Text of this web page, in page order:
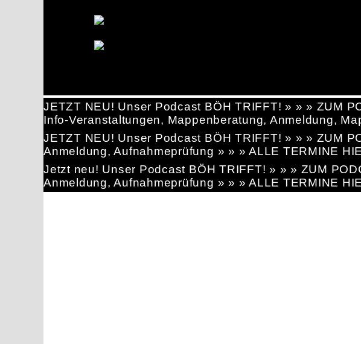
JETZT NEU! Unser Podcast BÖH TRIFFT! » » » ZUM
Info-Veranstaltungen, Mappenberatung, Anmeldung,
JETZT NEU! Unser Podcast BÖH TRIFFT! » » » ZUM
Anmeldung, Aufnahmeprüfung » » » ALLE TERMINE
Jetzt neu! Unser Podcast BÖH TRIFFT! » » » ZUM
Anmeldung, Aufnahmeprüfung » » » ALLE TERMINE